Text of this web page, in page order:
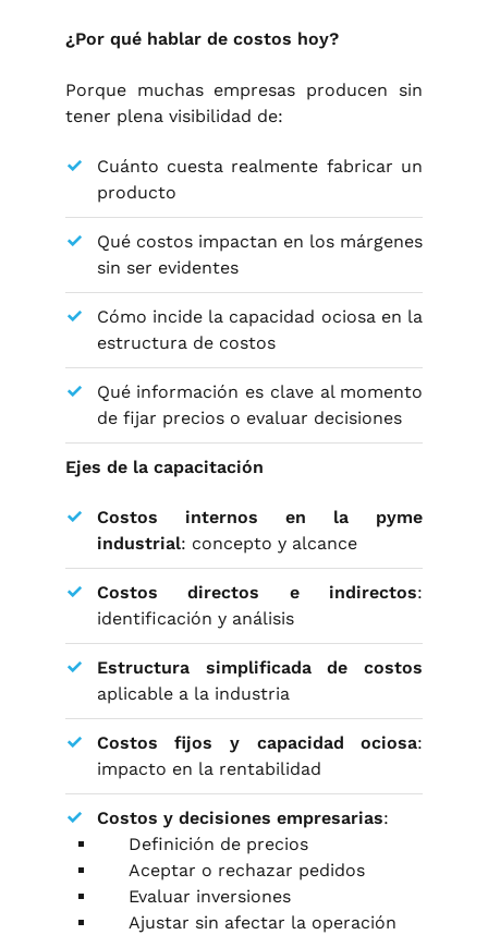
¿Por qué hablar de costos hoy?
Porque muchas empresas producen sin
tener plena visibilidad de:
Cuánto cuesta realmente fabricar un
producto
Qué costos impactan en los márgenes
sin ser evidentes
Cómo incide la capacidad ociosa en la
estructura de costos
Qué información es clave al momento
de fijar precios o evaluar decisiones
Ejes de la capacitación
Costos internos en la pyme
industrial: concepto y alcance
Costos directos e indirectos:
identificación y análisis
Estructura simplificada de costos
aplicable a la industria
Costos fijos y capacidad ociosa:
impacto en la rentabilidad
Costos y decisiones empresarias:
Definición de precios
Aceptar o rechazar pedidos
Evaluar inversiones
Ajustar sin afectar la operación